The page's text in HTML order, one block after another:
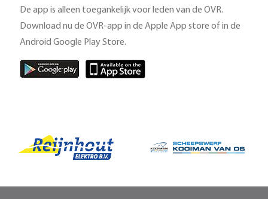
De app is alleen toegankelijk voor leden van de OVR.
Download nu de OVR-app in de Apple App store of in de
Android Google Play Store.